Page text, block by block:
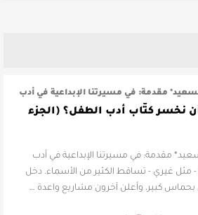
مقدمة: في مسيرتنا الإبداعية في أدب
– مث …
نخسر كتّاب أدب الطفل؟ (الجزء
مقدمة: في مسيرتنا الإبداعية في أدب
مثل غيري - تساقط الكثير من الأسماء. دخل
كبير، وأعلن آخرون مشاريع واعدة …